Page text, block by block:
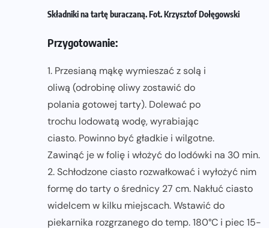
Składniki na tartę buraczaną. Fot. Krzysztof Dołęgowski
Przygotowanie:
1. Przesianą mąkę wymieszać z solą i
oliwą (odrobinę oliwy zostawić do
polania gotowej tarty). Dolewać po
trochu lodowatą wodę, wyrabiając
ciasto. Powinno być gładkie i wilgotne.
Zawinąć je w folię i włożyć do lodówki na 30 min.
2. Schłodzone ciasto rozwałkować i wyłożyć nim
formę do tarty o średnicy 27 cm. Nakłuć ciasto
widelcem w kilku miejscach. Wstawić do
piekarnika rozgrzanego do temp. 180°C i piec 15-